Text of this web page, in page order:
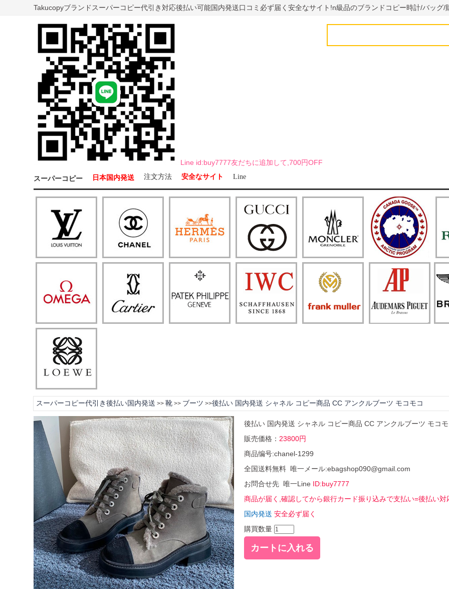
Takucopyブランドスーパーコピー代引き対応後払い可能国内発送口コミ必ず届く安全なサイト!n級品のブランドコピー時計/バッ
Line id:buy7777友だちに追加して,700円OFF
スーパーコピー 日本国内発送 注文方法 安全なサイト Line
スーパーコピー代引き後払い国内発送 >> 靴 >> ブーツ >>後払い 国内発送 シャネル コピー商品 CC アンクルブーツ モコモコ
後払い 国内発送 シャネル コピー商品 CC アンクルブーツ モコ
販売価格： 23800円
商品编号:chanel-1299
全国送料無料 唯一メール:ebagshop090@gmail.com
お問合せ先 唯一Line ID:buy7777
商品が届く,確認してから銀行カード振り込みで支払い=後払い対
国内発送 安全必ず届く
購買数量